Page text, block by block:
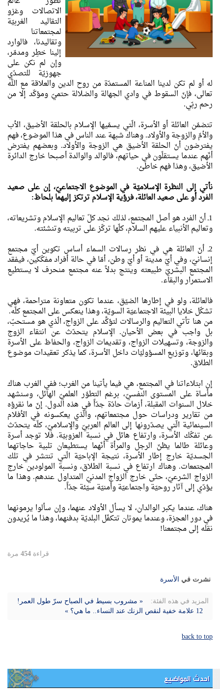
الاتصالات وغزو
التقاليد الغربيّة
لمجتمعاتنا
وتقاليدنا، فالوارد
إلينا خطِر ومدمّر،
وإن لم نكن على
جهوزيّة للتصدّي
له أو لم تكن لدينا المناعة المستمدّة من روح الدين والعلاقة مع الله
تعالى، فإنّ السقوط في وادي الجهالة والضلالة حتميّ ومؤكّد إلا من
رحم ربّي.
تتضمّن العائلة أو الأسرة، الّتي يسمّيها الإسلام بالحلقة الأضيق، الأب
والأمّ والزوجة والأولاد. وهناك شبهة عند الناس في هذا الموضوع، فهم
يفترضون أنّ الحلقة الأضيق هي الزوجة والأولاد. وبعضهم يفترض
أنّهم عندما يستقلّون في حياتهم، فالوالد والوالدة أصبحا خارج الدائرة
الأضيق، وهذا فهم خاطئ.
نأتي إلى النظرة الإسلاميّة في الموضوع الاجتماعيّ، إن على صعيد
الفرد أو على صعيد العائلة، فرؤية الإسلام ترتكز إليهما بلحاظ:
1ـ أنّ الفرد هو أصل المجتمع، لذلك نجد كلّ تعاليم الإسلام وتشريعاته،
وتعاليم الأنبياء عليهم السلام، كلّها تركّز على تربيته وتنشئته.
2ـ أنّ العائلة هي في نظر رسالات السماء أساس تكوين أيّ مجتمع
إنسانيّ، وفي أيّ مدينة أو أيّ وطن، أمّا في حالة أفراد مفكّكين، فيفقد
المجتمع البشريّ طبيعته وينتج بدلاً عنه مجتمع منحرف لا يستطيع
الاستمرار والبقاء.
فالعائلة، ولو في إطارها الضيّق، عندما تكون متعاونة متراحمة، فهي
تشكّل خلايا البيئة الاجتماعيّة السويّة، وهذا ينعكس على المجتمع كلّه.
من هنا تأتي التعاليم والرسالات لتؤكِّد على الزواج، الّذي هو مستحبّ،
بل واجب في بعض الأحيان. الإسلام يتحدّث عن انتقاء الزوج
والزوجة، وتسهيلات الزواج، وتقديمات الزواج، والحفاظ على الأسرة
وبقائها، وتوزيع المسؤوليّات داخل الأسرة، كما يذكر تعقيدات موضوع
الطلاق.
إن ابتلاءاتنا في المجتمع، هي فيما يأتينا من الغرب؛ ففي الغرب هناك
مأساة على المستوى النفسيّ، برغم التطوّر العلميّ الهائل، وسنشهد
خلال السنوات المقبلة، أزمات حادّة جدّاً في هذه الدول. إنّ ما نقرؤه
من تقارير ودراسات حول مجتمعاتهم، والّذي يعكسونه في الأفلام
السينمائية الّتي يصدّرونها إلى العالم العربيّ والإسلاميّ، كلّه يتحدّث
عن تفكّك الأسرة، وارتفاع هائل في نسبة العزوبيّة. فلا توجد أسرة
وعائلة طالما يظنّ الرجل والمرأة أنّهما يستطيعان تلبية حاجاتهما
الجسديّة خارج إطار الأسرة، نتيجة الإباحيّة الّتي تنتشر في تلك
المجتمعات. وهناك ارتفاع في نسبة الطلاق، ونسبة المولودين خارج
الزواج الشرعيّ، حتّى خارج الزواج المدنيّ المتداول عندهم. وهذا ما
يؤدّي إلى آثار روحيّة واجتماعيّة وأمنيّة سيّئة جدّاً.
هناك، عندما يكبر الوالدان، لا يسأل الأولاد عنهما، وإن سألوا يرمونهما
في دور العجزة، وعندما يموتان تتكفّل البلديّة بدفنهما، وهذا ما يُريدون
نقله إلى مجتمعنا!
قراءة 454 مرة
نشرت في الأسرة
المزيد في هذه الفئة:
« مشروب بسيط في الصباح سرّ طول العمر!
12 علامة خفية لنقص الزنك عند النساء.. ما هي؟ »
back to top
احدث المواضيع